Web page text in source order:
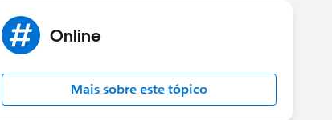
Online
Mais sobre este tópico